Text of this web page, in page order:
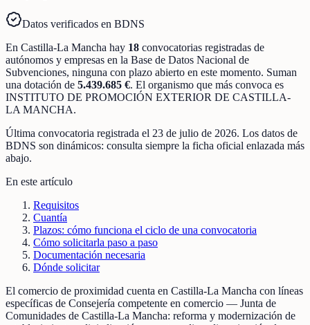
Datos verificados en BDNS
En Castilla-La Mancha hay 18 convocatorias registradas de
autónomos y empresas en la Base de Datos Nacional de
Subvenciones, ninguna con plazo abierto en este momento. Suman
una dotación de 5.439.685 €. El organismo que más convoca es
INSTITUTO DE PROMOCIÓN EXTERIOR DE CASTILLA-
LA MANCHA.
Última convocatoria registrada el 23 de julio de 2026. Los datos de
BDNS son dinámicos: consulta siempre la ficha oficial enlazada más
abajo.
En este artículo
Requisitos
Cuantía
Plazos: cómo funciona el ciclo de una convocatoria
Cómo solicitarla paso a paso
Documentación necesaria
Dónde solicitar
El comercio de proximidad cuenta en Castilla-La Mancha con líneas
específicas de Consejería competente en comercio — Junta de
Comunidades de Castilla-La Mancha: reforma y modernización de